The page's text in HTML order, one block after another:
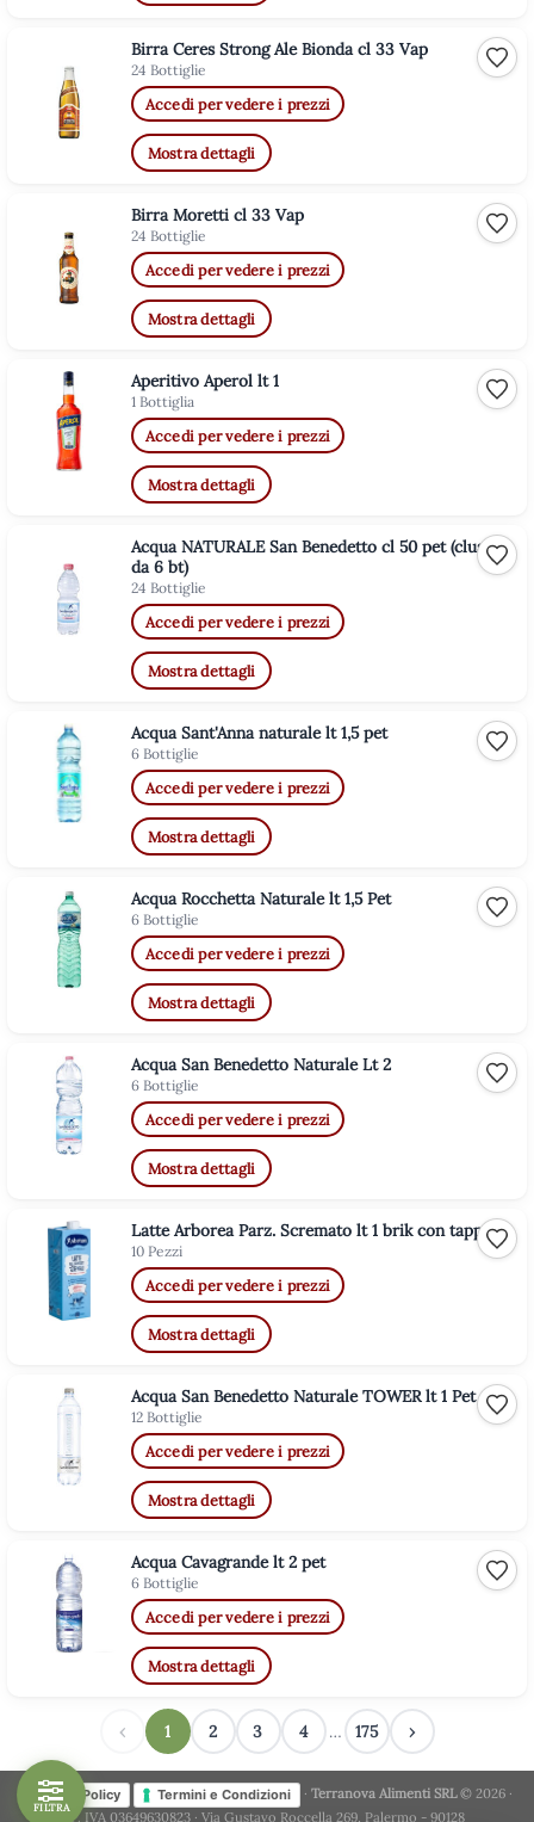
FILTRA
Birra Ceres Strong Ale Bionda cl 33 Vap
24 Bottiglie
Accedi per vedere i prezzi
Mostra dettagli
Birra Moretti cl 33 Vap
24 Bottiglie
Accedi per vedere i prezzi
Mostra dettagli
Aperitivo Aperol lt 1
1 Bottiglia
Accedi per vedere i prezzi
Mostra dettagli
Acqua NATURALE San Benedetto cl 50 pet (cluster
da 6 bt)
24 Bottiglie
Accedi per vedere i prezzi
Mostra dettagli
Acqua Sant'Anna naturale lt 1,5 pet
6 Bottiglie
Accedi per vedere i prezzi
Mostra dettagli
Acqua Rocchetta Naturale lt 1,5 Pet
6 Bottiglie
Accedi per vedere i prezzi
Mostra dettagli
Acqua San Benedetto Naturale Lt 2
6 Bottiglie
Accedi per vedere i prezzi
Mostra dettagli
Latte Arborea Parz. Scremato lt 1 brik con tappo
10 Pezzi
Accedi per vedere i prezzi
Mostra dettagli
Acqua San Benedetto Naturale TOWER lt 1 Pet
12 Bottiglie
Accedi per vedere i prezzi
Mostra dettagli
Acqua Cavagrande lt 2 pet
6 Bottiglie
Accedi per vedere i prezzi
Mostra dettagli
‹ 1 2 3 4 … 175 ›
Privacy Policy Termini e Condizioni · Terranova Alimenti SRL© 2026 ·
P. IVA 03649630823 · Via Gustavo Roccella 269, Palermo - 90128